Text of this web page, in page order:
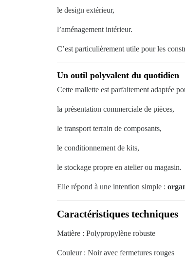
le design extérieur,
l’aménagement intérieur.
C’est particulièrement utile pour les
Un outil polyvalent du quotidien
Cette mallette est parfaitement adaptée
la présentation commerciale de pièces,
le transport terrain de composants,
le conditionnement de kits,
le stockage propre en atelier ou magasin.
Elle répond à une intention simple :
Caractéristiques techniques
Matière : Polypropylène robuste
Couleur : Noir avec fermetures rouges